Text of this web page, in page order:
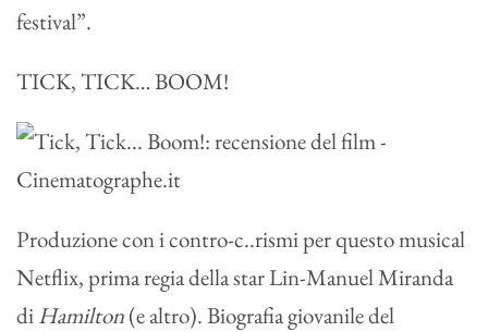
festival”.
TICK, TICK… BOOM!
Produzione con i contro-c..rismi per questo musical
Netflix, prima regia della star Lin-Manuel Miranda
diHamilton(e altro). Biografia giovanile del